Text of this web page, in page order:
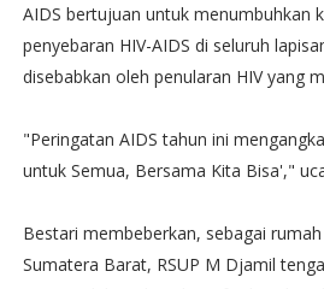
AIDS bertujuan untuk menumbuhkan
penyebaran HIV-AIDS di seluruh
disebabkan oleh penularan HIV yang
"Peringatan AIDS tahun ini
untuk Semua, Bersama Kita Bisa',"
Bestari membeberkan, sebagai
Sumatera Barat, RSUP M Djamil